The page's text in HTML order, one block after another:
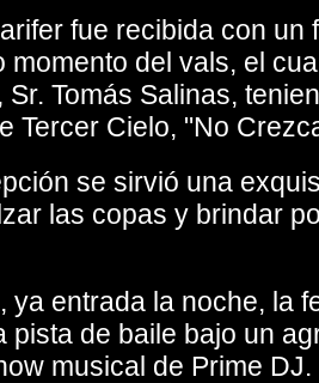
fue recibida con un
momento del vals, el
Tomás Salinas,
Tercer Cielo, "No
se sirvió una
las copas y brindar
ya entrada la noche, la
pista de baile bajo un
musical de Prime DJ.